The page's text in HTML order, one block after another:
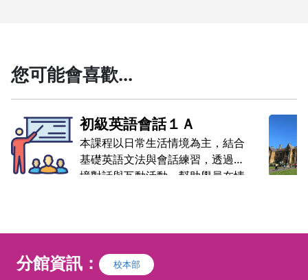
您可能會喜歡...
初級英語會話１Ａ
本課程以日常生活情境為主，結合
基礎英語文法與會話練習，透過情
境對話與互動活動，幫助學員在情
英語對話，學員能了解並使用基礎
文法結構，例如現在式、過去式及
分館資訊： 校本部